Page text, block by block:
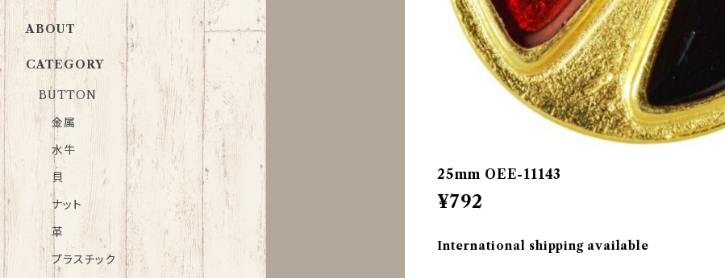
25mm OEE-11143
¥792
International shipping available
ABOUT
CATEGORY
BUTTON
金属
水牛
貝
ナット
革
プラスチック